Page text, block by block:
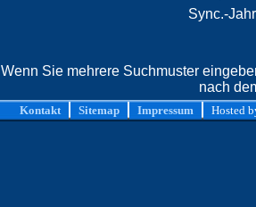
Sync.-
Wenn Sie mehrere Suchmuster
nach
Kontakt Sitemap Impressum Hosted